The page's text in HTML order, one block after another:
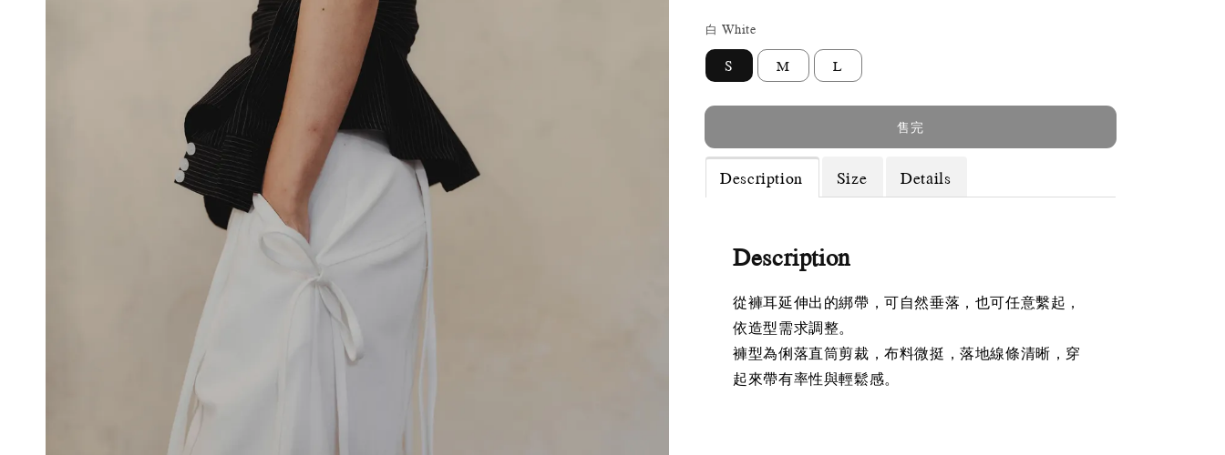
白 White
S M L
售完
Description Size Details
Description
從褲耳延伸出的綁帶，可自然垂落，也可任意繫起，
依造型需求調整。
褲型為俐落直筒剪裁，布料微挺，落地線條清晰，穿
起來帶有率性與輕鬆感。